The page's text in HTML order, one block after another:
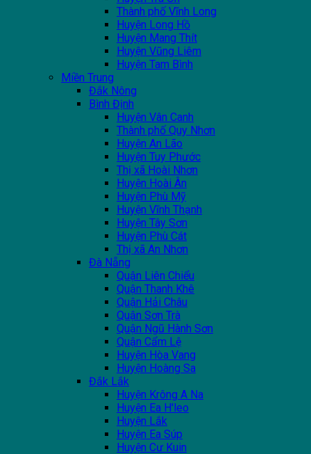
Thành phố Vĩnh Long
Huyện Long Hồ
Huyện Mang Thít
Huyện Vũng Liêm
Huyện Tam Bình
Miền Trung
Đắk Nông
Bình Định
Huyện Vân Canh
Thành phố Quy Nhơn
Huyện An Lão
Huyện Tuy Phước
Thị xã Hoài Nhơn
Huyện Hoài Ân
Huyện Phù Mỹ
Huyện Vĩnh Thạnh
Huyện Tây Sơn
Huyện Phù Cát
Thị xã An Nhơn
Đà Nẵng
Quận Liên Chiểu
Quận Thanh Khê
Quận Hải Châu
Quận Sơn Trà
Quận Ngũ Hành Sơn
Quận Cẩm Lệ
Huyện Hòa Vang
Huyện Hoàng Sa
Đắk Lắk
Huyện Krông A Na
Huyện Ea H'leo
Huyện Lắk
Huyện Ea Súp
Huyện Cư Kuin